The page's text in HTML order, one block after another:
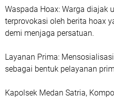
Waspada Hoax: Warga diajak
terprovokasi oleh berita hoax
demi menjaga persatuan.
Layanan Prima:
sebagai bentuk pelayanan
Kapolsek Medan Satria,